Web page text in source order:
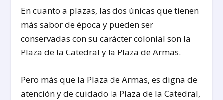
En cuanto a plazas, las dos únicas que tienen
más sabor de época y pueden ser
conservadas con su carácter colonial son la
Plaza de la Catedral y la Plaza de Armas.
Pero más que la Plaza de Armas, es digna de
atención y de cuidado la Plaza de la Catedral,